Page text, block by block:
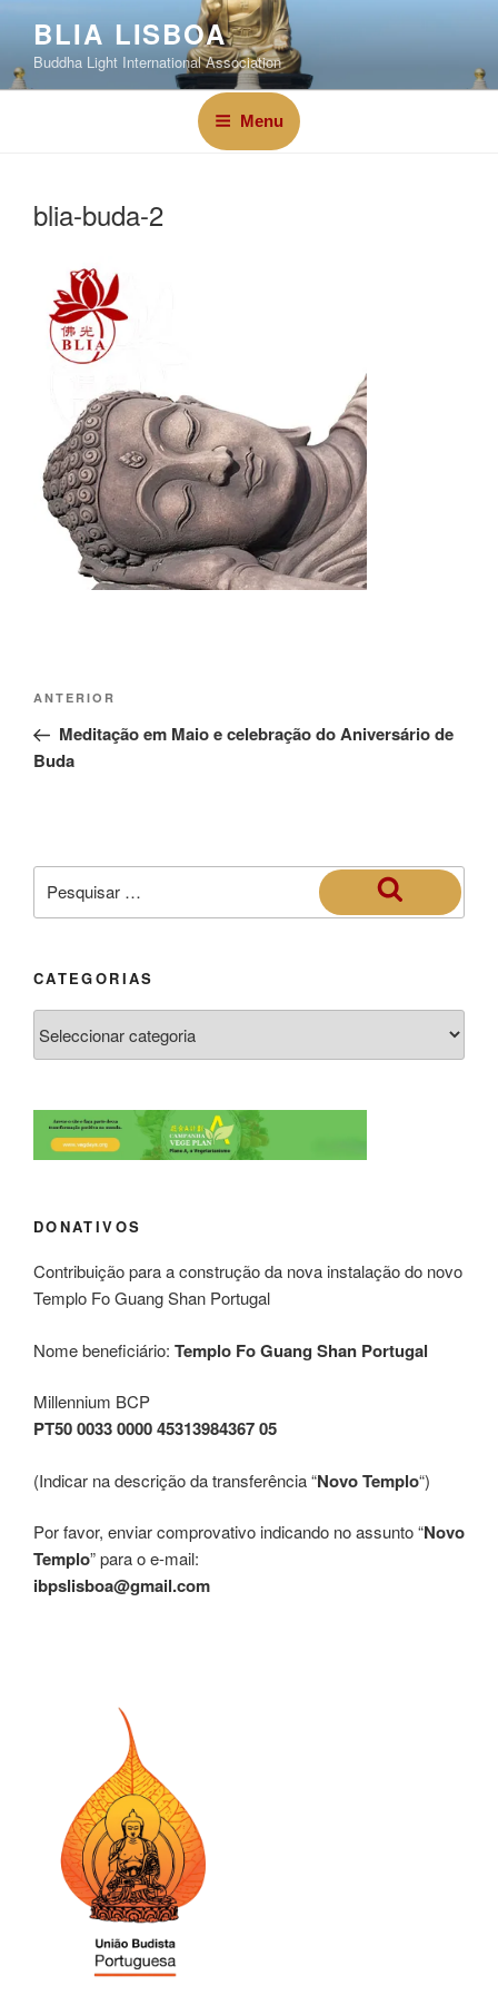
BLIA LISBOA
Buddha Light International Association
Menu
blia-buda-2
ANTERIOR
Meditação em Maio e celebração do Aniversário de
Buda
CATEGORIAS
DONATIVOS
Contribuição para a construção da nova instalação do novo
Templo Fo Guang Shan Portugal
Nome beneficiário: Templo Fo Guang Shan Portugal
Millennium BCP
PT50 0033 0000 45313984367 05
(Indicar na descrição da transferência “Novo Templo“)
Por favor, enviar comprovativo indicando no assunto “Novo
Templo” para o e-mail:
ibpslisboa@gmail.com